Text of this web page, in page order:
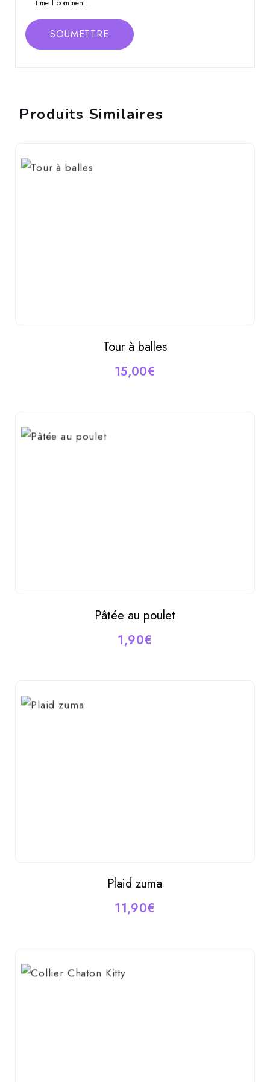
time I comment.
SOUMETTRE
Produits Similaires
AJOUTER AU PANIER
Tour à balles
15,00€
AJOUTER AU PANIER
Pâtée au poulet
1,90€
AJOUTER AU PANIER
Plaid zuma
11,90€